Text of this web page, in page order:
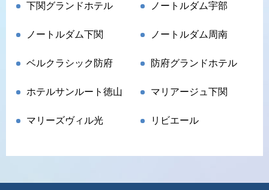
下関グランドホテル ノートルダム宇部
ノートルダム下関 ノートルダム周南
ベルクラシック防府 防府グランドホテル
ホテルサンルート徳山 マリアージュ下関
マリーズヴィル光 リビエール